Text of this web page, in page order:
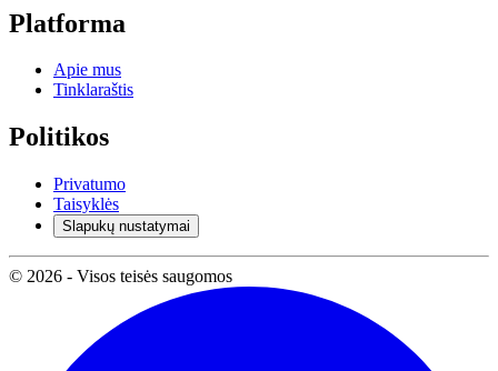
Platforma
Apie mus
Tinklaraštis
Politikos
Privatumo
Taisyklės
Slapukų nustatymai
© 2026 - Visos teisės saugomos